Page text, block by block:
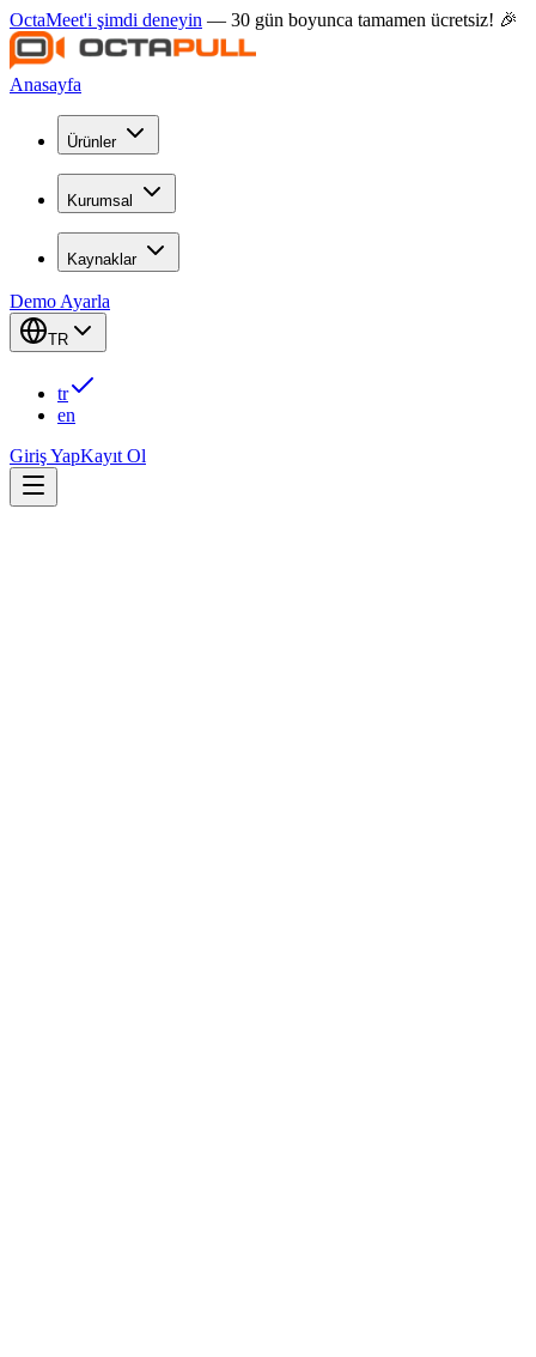
OctaMeet'i şimdi deneyin — 30 gün boyunca tamamen ücretsiz! 🎉
Anasayfa
Ürünler
Kurumsal
Kaynaklar
Demo Ayarla
TR
tr
en
Giriş YapKayıt Ol